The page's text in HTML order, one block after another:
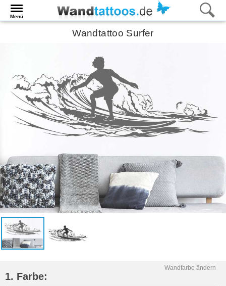
Menü
Wandtattoo Surfer
Wandfarbe ändern
1. Farbe: